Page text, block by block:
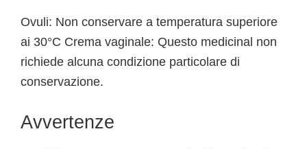
Ovuli: Non conservare a temperatura superiore
ai 30°C Crema vaginale: Questo medicinal non
richiede alcuna condizione particolare di
conservazione.
Avvertenze